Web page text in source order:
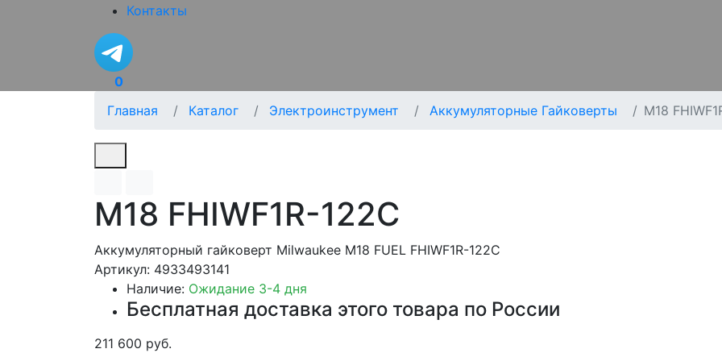
Контакты
0
Главная
Каталог Электроинструмент Аккумуляторные Гайковерты M18
M18 FHIWF1R-122С
Аккумуляторный гайковерт Milwaukee M18 FUEL FHIWF1R-122С
Артикул: 4933493141
Наличие: Ожидание 3-4 дня
Бесплатная доставка этого товара по России
211 600 руб.